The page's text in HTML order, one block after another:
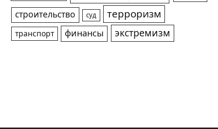
строительство суд терроризм
транспорт финансы экстремизм